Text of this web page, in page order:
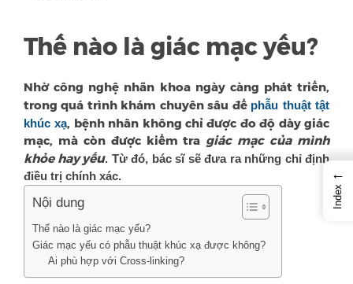
Thế nào là giác mạc yếu?
Nhờ công nghệ nhãn khoa ngày càng phát triển,
trong quá trình khám chuyên sâu để phẫu thuật tật
khúc xạ, bệnh nhân không chỉ được đo độ dày giác
mạc, mà còn được kiểm tra giác mạc của mình
khỏe hay yếu. Từ đó, bác sĩ sẽ đưa ra những chỉ định
điều trị chính xác.
Nội dung
Thế nào là giác mạc yếu?
Giác mạc yếu có phẫu thuật khúc xạ được không?
Ai phù hợp với Cross-linking?
←
Index